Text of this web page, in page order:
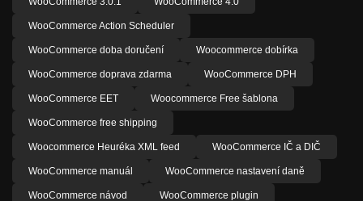
WooCommerce Action Scheduler
WooCommerce doba doručení Woocommerce dobírka
WooCommerce doprava zdarma WooCommerce DPH
WooCommerce EET Woocommerce Free šablona
WooCommerce free shipping
Woocommerce Heuréka XML feed WooCommerce IČ a DIČ
WooCommerce manuál WooCommerce nastavení daně
WooCommerce návod WooCommerce plugin